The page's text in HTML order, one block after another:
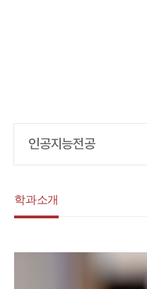
인공지능전공
학과소개